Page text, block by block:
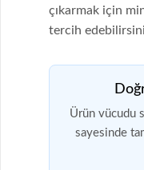
çıkarmak için
tercih
Ürün vücudu
sayesinde